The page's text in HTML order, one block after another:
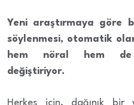
Yeni araştırmaya göre
söylenmesi, otomatik
hem nöral hem de
değiştiriyor.
Herkes için, dağınık bir